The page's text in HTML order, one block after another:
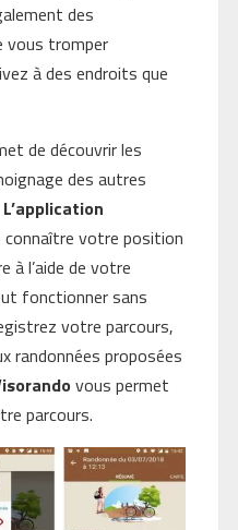
des
vous tromper
à des endroits que
de découvrir les
des autres
L’application
votre position
à l’aide de votre
fonctionner sans
votre parcours,
randonnées proposées
vous permet
parcours.